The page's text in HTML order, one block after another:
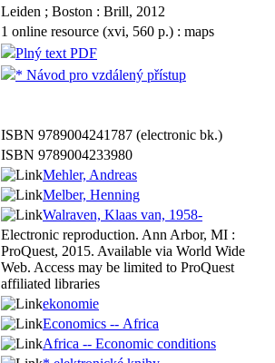
Leiden ; Boston : Brill, 2012
1 online resource (xvi, 560 p.) : maps
Plný text PDF
* Návod pro vzdálený přístup
ISBN 9789004241787 (electronic bk.)
ISBN 9789004233980
Mehler, Andreas
Melber, Henning
Walraven, Klaas van, 1958-
Electronic reproduction. Ann Arbor, MI :
ProQuest, 2015. Available via World Wide
Web. Access may be limited to ProQuest
affiliated libraries
ekonomie
Economics -- Africa
Africa -- Economic conditions